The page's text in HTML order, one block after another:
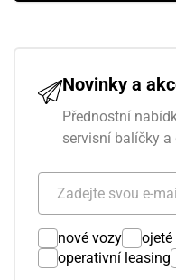
Novinky a
Přednostní
servisní balíčky
nové vozy ojeté
operativní leasing